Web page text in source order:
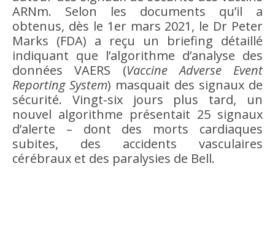
ARNm. Selon les documents qu’il a
obtenus, dès le 1er mars 2021, le Dr Peter
Marks (FDA) a reçu un briefing détaillé
indiquant que l’algorithme d’analyse des
données VAERS (Vaccine Adverse Event
Reporting System) masquait des signaux de
sécurité. Vingt-six jours plus tard, un
nouvel algorithme présentait 25 signaux
d’alerte – dont des morts cardiaques
subites, des accidents vasculaires
cérébraux et des paralysies de Bell.